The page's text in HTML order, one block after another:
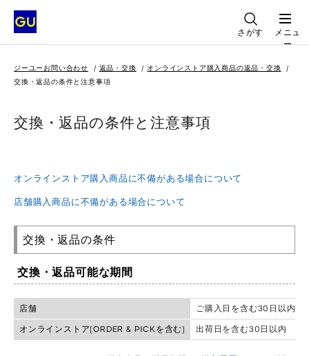
さがす
メニュ
ー
ジーユーお問い合わせ 返品・交換
オンラインストア購入商品の返品・交換
交換・返品の条件と注意事項
交換・返品の条件と注意事項
オンラインストア購入商品に不備がある場合について
店舗購入商品に不備がある場合について
交換・返品の条件
交換・返品可能な期間
店舗 ご購入日を含む30日以内
オンラインストア(ORDER & PICKを含む) 出荷日を含む30日以内